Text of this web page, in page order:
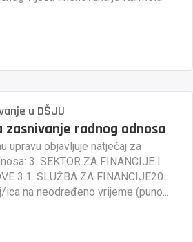
u DŠJU
radnog odnosa
upravu objavljuje natječaj za
3. SEKTOR ZA FINANCIJE I
3.1. SLUŽBA ZA FINANCIJE20.
na neodređeno vrijeme (puno...